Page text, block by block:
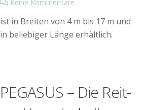
Keine Kommentare
ist in Breiten von 4 m bis 17 m und
in beliebiger Länge erhältlich.
PEGASUS – Die Reit-